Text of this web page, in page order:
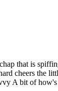
old chap
pot Richard
bevvy A bit